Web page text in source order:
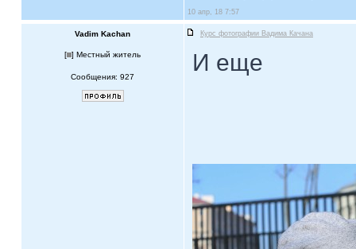
10 апр, 18 7:57
Vadim Kachan Курс фотографии Вадима Качана
[ ] Местный житель
Сообщения: 927
И еще